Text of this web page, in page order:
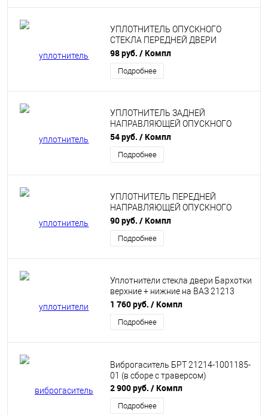
УПЛОТНИТЕЛЬ ОПУСКНОГО
СТЕКЛА ПЕРЕДНЕЙ ДВЕРИ
НИЖНИЙ БРТ НА ШЕВРОЛЕ НИВА
98 руб. / Компл
Подробнее
УПЛОТНИТЕЛЬ ЗАДНЕЙ
НАПРАВЛЯЮЩЕЙ ОПУСКНОГО
СТЕКЛА ЗАДНЕЙ ДВЕРИ БРТ НА
ШЕВРОЛЕ НИВА
54 руб. / Компл
Подробнее
УПЛОТНИТЕЛЬ ПЕРЕДНЕЙ
НАПРАВЛЯЮЩЕЙ ОПУСКНОГО
СТЕКЛА ЗАДНЕЙ ДВЕРИ БРТ НА
ШЕВРОЛЕ НИВА
90 руб. / Компл
Подробнее
Уплотнители стекла двери Бархотки
верхние + нижние на ВАЗ 21213
(Комплект 6шт) БРТ
1 760 руб. / Компл
Подробнее
Виброгаситель БРТ 21214-1001185-
01 (в сборе с траверсом)
2 900 руб. / Компл
Подробнее